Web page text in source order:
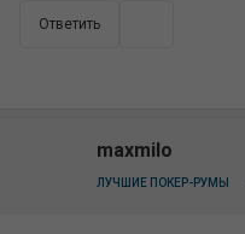
Ответить
maxmilo
ЛУЧШИЕ ПОКЕР-РУМЫ